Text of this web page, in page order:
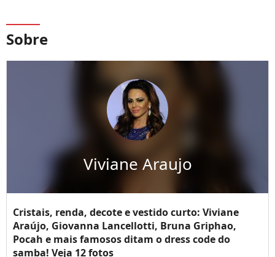
Sobre
Viviane Araujo
Cristais, renda, decote e vestido curto: Viviane
Araújo, Giovanna Lancellotti, Bruna Griphao,
Pocah e mais famosos ditam o dress code do
samba! Veja 12 fotos